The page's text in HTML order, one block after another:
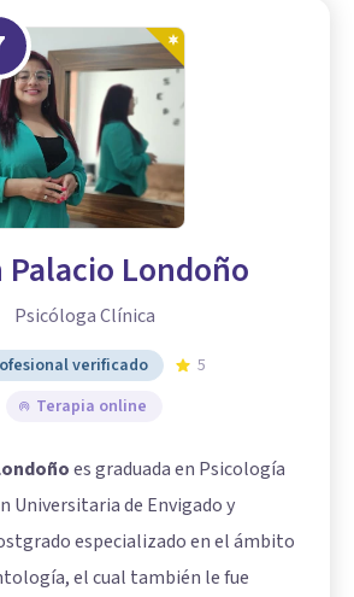
Palacio Londoño
Psicóloga Clínica
verificado
5
Terapia online
es graduada en Psicología
Universitaria de Envigado y
especializado en el ámbito
el cual también le fue